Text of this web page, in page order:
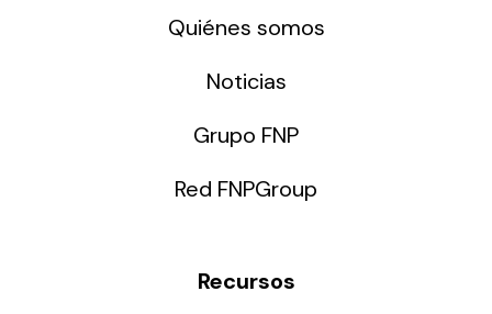
Quiénes somos
Noticias
Grupo FNP
Red FNPGroup
Recursos